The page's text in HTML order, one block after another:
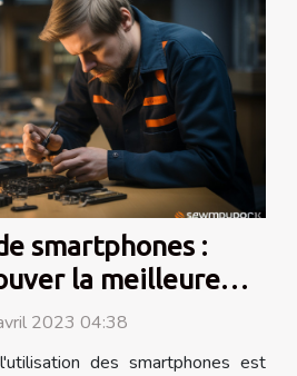
smartphones :
la meilleure
2023 04:38
des smartphones est